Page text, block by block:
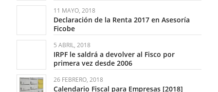
11 MAYO, 2018
Declaración de la Renta 2017 en Asesoría
Ficobe
5 ABRIL, 2018
IRPF le saldrá a devolver al Fisco por
primera vez desde 2006
26 FEBRERO, 2018
Calendario Fiscal para Empresas [2018]